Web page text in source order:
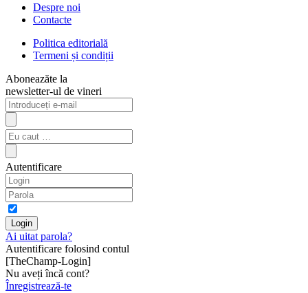
Despre noi
Contacte
Politica editorială
Termeni și condiții
Aboneazăte la
newsletter-ul de vineri
Autentificare
Ai uitat parola?
Autentificare folosind contul
[TheChamp-Login]
Nu aveți încă cont?
Înregistrează-te